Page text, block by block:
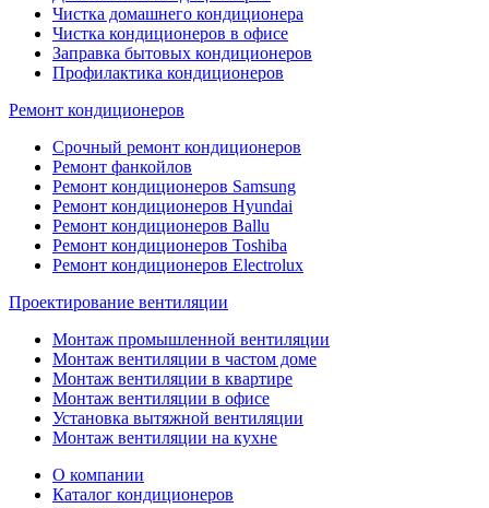
Чистка домашнего кондиционера
Чистка кондиционеров в офисе
Заправка бытовых кондиционеров
Профилактика кондиционеров
Ремонт кондиционеров
Срочный ремонт кондиционеров
Ремонт фанкойлов
Ремонт кондиционеров Samsung
Ремонт кондиционеров Hyundai
Ремонт кондиционеров Ballu
Ремонт кондиционеров Toshibа
Ремонт кондиционеров Electrolux
Проектирование вентиляции
Монтаж промышленной вентиляции
Монтаж вентиляции в частом доме
Монтаж вентиляции в квартире
Монтаж вентиляции в офисе
Установка вытяжной вентиляции
Монтаж вентиляции на кухне
О компании
Каталог кондиционеров